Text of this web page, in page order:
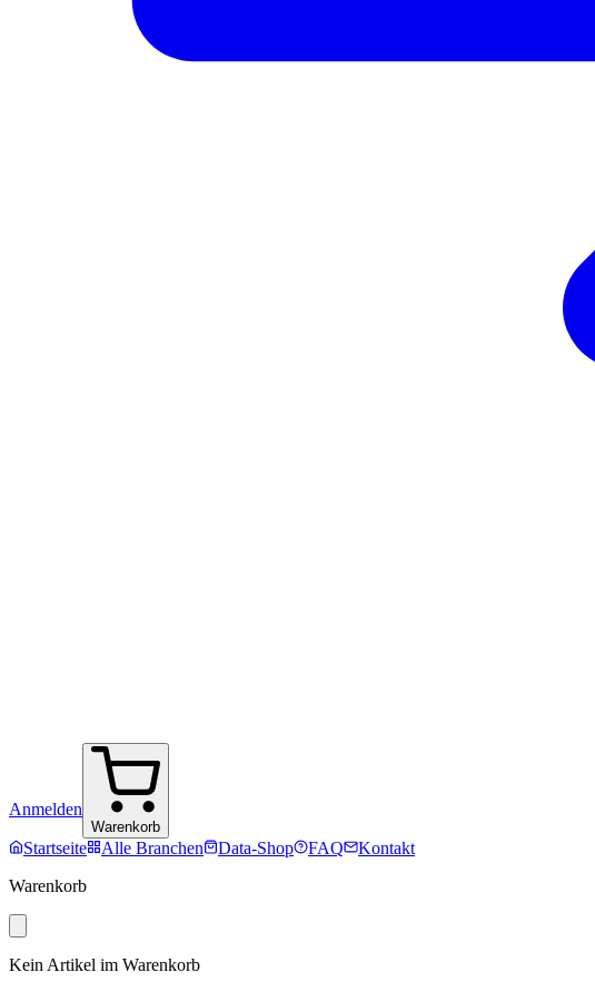
Anmelden
Warenkorb
Startseite Alle Branchen Data-Shop FAQ
Kontakt
Warenkorb
Kein Artikel im Warenkorb